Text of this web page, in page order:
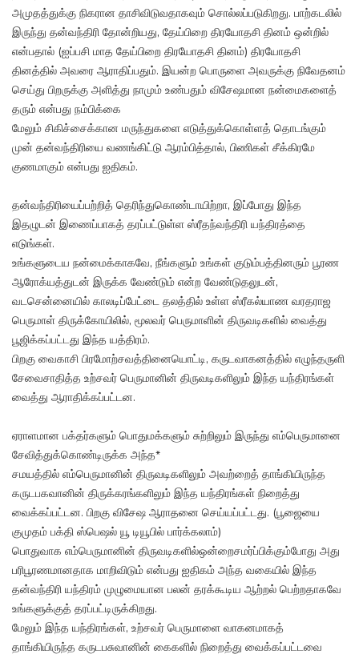
அமுதத்துக்கு நிகரான தாசிவிடுவதாகவும் சொல்லப்படுகிறது. பாற்கடலில்
இருந்து தன்வந்திரி தோன்றியது, தேய்பிறை திரயோதசி தினம் ஒன்றில்
என்பதால் (ஐப்பசி மாத தேய்பிறை திரயோதசி தினம்) திரயோதசி
தினத்தில் அவரை ஆராதிப்பதும். இயன்ற பொருளை அவருக்கு நிவேதனம்
செய்து பிறருக்கு அளித்து நாமும் உண்பதும் விசேஷமான நன்மைகளைத்
தரும் என்பது நம்பிக்கை
மேலும் சிகிச்சைக்கான மருந்துகளை எடுத்துக்கொள்ளத் தொடங்கும்
முன் தன்வந்திரியை வணங்கிட்டு ஆரம்பித்தால், பிணிகள் சீக்கிரமே
குணமாகும் என்பது ஐதிகம்.
தன்வந்திரியைப்பற்றித் தெரிந்துகொண்டாயிற்றா, இப்போது இந்த
இதழுடன் இணைப்பாகத் தரப்பட்டுள்ள ஸ்ரீதந்வந்திரி யந்திரத்தை
எடுங்கள்.
உங்களுடைய நன்மைக்காகவே, நீங்களும் உங்கள் குடும்பத்தினரும் பூரண
ஆரோக்யத்துடன் இருக்க வேண்டும் என்ற வேண்டுதலுடன்,
வடசென்னையில் காலடிப்பேட்டை தலத்தில் உள்ள ஸ்ரீகல்யாண வரதராஜ
பெருமாள் திருக்கோயிலில், மூலவர் பெருமாளின் திருவடிகளில் வைத்து
பூஜிக்கப்பட்டது இந்த யத்திரம்.
பிறகு வைகாசி பிரமோற்சவத்தினையொட்டி, கருடவாகனத்தில் எழுந்தருளி
சேவைசாதித்த உற்சவர் பெருமானின் திருவடிகளிலும் இந்த யந்திரங்கள்
வைத்து ஆராதிக்கப்பட்டன.
ஏராளமான பக்தர்களும் பொதுமக்களும் சுற்றிலும் இருந்து எம்பெருமானை
சேவித்துக்கொண்டிருக்க அந்த*
சமயத்தில் எம்பெருமானின் திருவடிகளிலும் அவற்றைத் தாங்கியிருந்த
கருடபகவானின் திருக்கரங்களிலும் இந்த யந்திரங்கள் நிறைத்து
வைக்கப்பட்டன. பிறகு விசேஷ ஆராதனை செய்யப்பட்டது. (பூஜையை
குமுதம் பக்தி ஸ்பெஷல் யூ டியூபில் பார்க்கலாம்)
பொதுவாக எம்பெருமானின் திருவடிகளில்ஒன்றைசமர்ப்பிக்கும்போது அது
பரிபூரணமானதாக மாறிவிடும் என்பது ஐதிகம் அந்த வகையில் இந்த
தன்வந்திரி யந்திரம் முழுமையான பலன் தரக்கூடிய ஆற்றல் பெற்றதாகவே
உங்களுக்குத் தரப்பட்டிருக்கிறது.
மேலும் இந்த யந்திரங்கள், உற்சவர் பெருமாளை வாகனமாகத்
தாங்கியிருந்த கருடபசுவானின் கைகளில் நிறைத்து வைக்கப்பட்டவை